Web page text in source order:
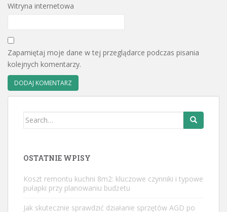
Witryna internetowa
Zapamiętaj moje dane w tej przeglądarce podczas pisania
kolejnych komentarzy.
Search
OSTATNIE WPISY
Koszt remontu kuchni 8m2: kluczowe czynniki i typowe
pułapki przy planowaniu budżetu
Jak skutecznie sprawdzić działanie sprzętów AGD po